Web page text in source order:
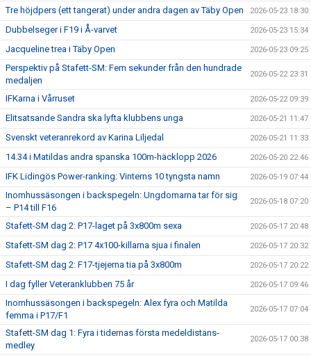
Tre höjdpers (ett tangerat) under andra dagen av Täby Open 2026-05-23 18:30
Dubbelseger i F19 i Å-varvet 2026-05-23 15:34
Jacqueline trea i Täby Open 2026-05-23 09:25
Perspektiv på Stafett-SM: Fem sekunder från den hundrade
medaljen
2026-05-22 23:31
IFKarna i Vårruset 2026-05-22 09:39
Elitsatsande Sandra ska lyfta klubbens unga 2026-05-21 11:47
Svenskt veteranrekord av Karina Liljedal 2026-05-21 11:33
14.34 i Matildas andra spanska 100m-häcklopp 2026 2026-05-20 22:46
IFK Lidingös Power-ranking: Vinterns 10 tyngsta namn 2026-05-19 07:44
Inomhussäsongen i backspegeln: Ungdomarna tar för sig
– P14 till F16
2026-05-18 07:20
Stafett-SM dag 2: P17-laget på 3x800m sexa 2026-05-17 20:48
Stafett-SM dag 2: P17 4x100-killarna sjua i finalen 2026-05-17 20:32
Stafett-SM dag 2: F17-tjejerna tia på 3x800m 2026-05-17 20:22
I dag fyller Veteranklubben 75 år 2026-05-17 09:46
Inomhussäsongen i backspegeln: Alex fyra och Matilda
femma i P17/F1
2026-05-17 07:04
Stafett-SM dag 1: Fyra i tidernas första medeldistans-
medley
2026-05-17 00:38